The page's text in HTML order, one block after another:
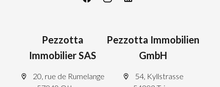
Pezzotta
Immobilier SAS
20, rue de Rumelange
Pezzotta Immobilien
GmbH
54, Kyllstrasse